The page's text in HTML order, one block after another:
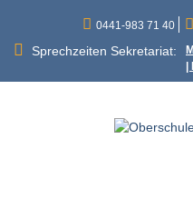
content
0441-983 71 40
Sprechzeiten Sekretariat: